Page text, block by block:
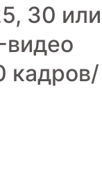
30 или
видео
кадров/